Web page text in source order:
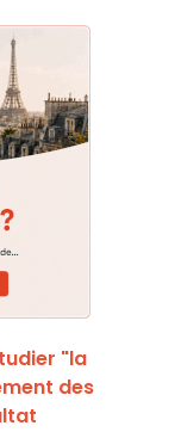
"la
des